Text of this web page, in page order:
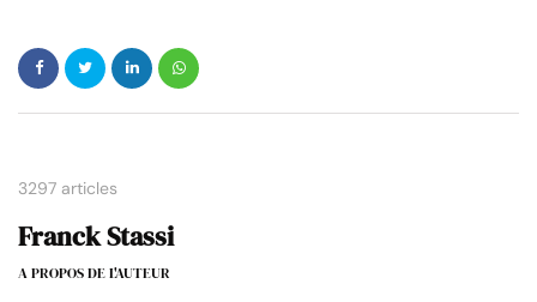
3297 articles
Franck Stassi
A PROPOS DE L'AUTEUR